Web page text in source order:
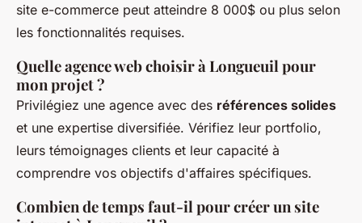
site e-commerce peut atteindre 8 000$ ou plus selon
les fonctionnalités requises.
Quelle agence web choisir à Longueuil pour
mon projet ?
Privilégiez une agence avec des références solides
et une expertise diversifiée. Vérifiez leur portfolio,
leurs témoignages clients et leur capacité à
comprendre vos objectifs d'affaires spécifiques.
Combien de temps faut-il pour créer un site